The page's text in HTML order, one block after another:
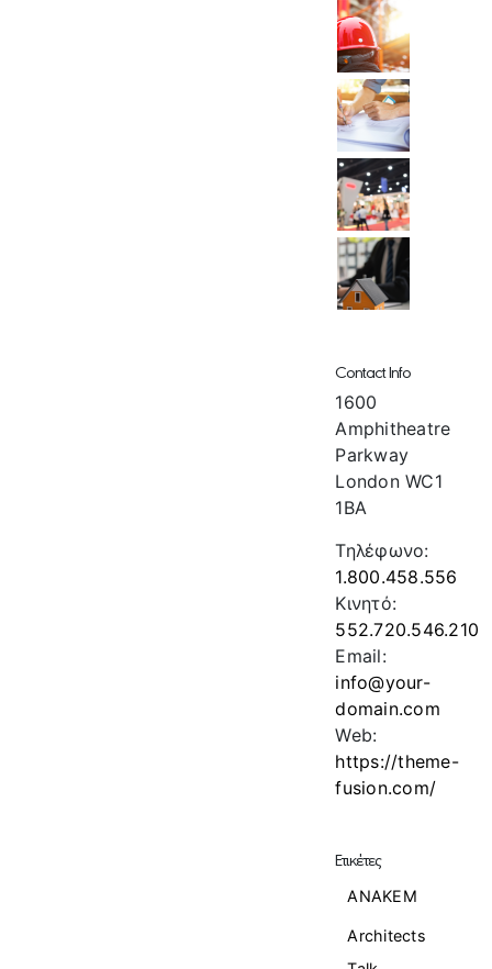
Contact Info
1600
Amphitheatre
Parkway
London WC1
1BA
Τηλέφωνο:
1.800.458.556
Κινητό:
552.720.546.210
Email:
info@your-
domain.com
Web:
https://theme-
fusion.com/
Ετικέτες
ANAKEM
Architects